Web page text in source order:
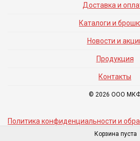
Доставка и
Каталоги и
Новости и
Продукция
Контакты
© 2026 ООО
Политика конфиденциальности и
данных
Корзина пуста